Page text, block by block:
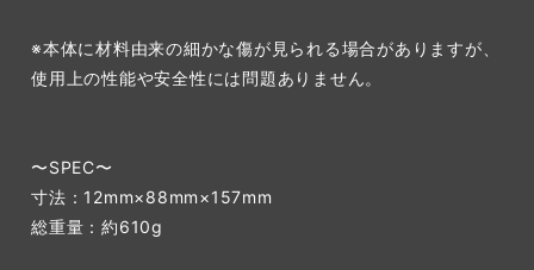
※本体に材料由来の細かな傷が見られる場合がありますが、
使用上の性能や安全性には問題ありません。
〜SPEC〜
寸法：12mm×88mm×157mm
総重量：約610g